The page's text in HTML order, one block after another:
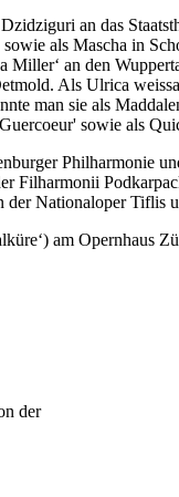
an das
als Mascha in
an den
Als Ulrica
man sie als
sowie als
Philharmonie
Filharmonii
der Nationaloper Tiflis
am Opernhaus
der